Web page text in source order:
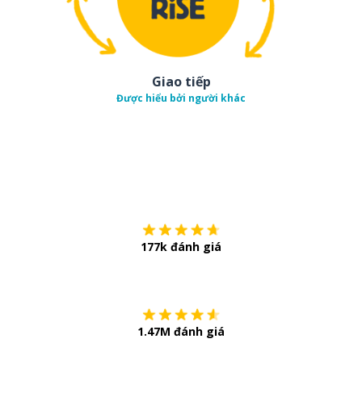
Giao tiếp
Được hiểu bởi người khác
177k đánh giá
1.47M đánh giá